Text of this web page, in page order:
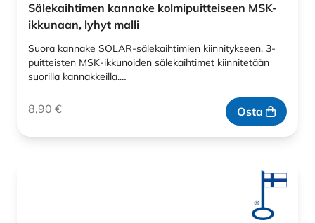
Sälekaihtimen kannake kolmipuitteiseen MSK-
ikkunaan, lyhyt malli
Suora kannake SOLAR-sälekaihtimien kiinnitykseen. 3-
puitteisten MSK-ikkunoiden sälekaihtimet kiinnitetään
suorilla kannakkeilla.…
8,90 € Osta